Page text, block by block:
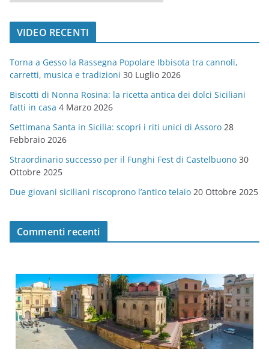
a
t
o
r
i
e
VIDEO RECENTI
Torna a Gesso la Rassegna Popolare Ibbisota tra cannoli,
carretti, musica e tradizioni 30 Luglio 2026
Biscotti di Nonna Rosina: la ricetta antica dei dolci Siciliani
fatti in casa 4 Marzo 2026
Settimana Santa in Sicilia: scopri i riti unici di Assoro 28
Febbraio 2026
Straordinario successo per il Funghi Fest di Castelbuono 30
Ottobre 2025
Due giovani siciliani riscoprono l’antico telaio 20 Ottobre 2025
Commenti recenti